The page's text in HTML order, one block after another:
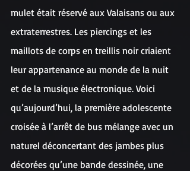
mulet était réservé aux Valaisans ou aux
extraterrestres. Les piercings et les
maillots de corps en treillis noir criaient
leur appartenance au monde de la nuit
et de la musique électronique. Voici
qu’aujourd’hui, la première adolescente
croisée à l’arrêt de bus mélange avec un
naturel déconcertant des jambes plus
décorées qu’une bande dessinée, une